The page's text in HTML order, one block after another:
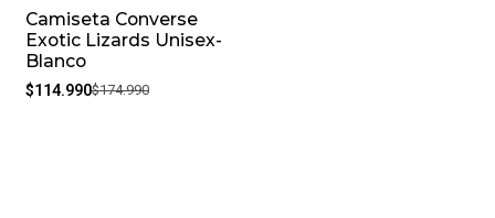
-34%
Camiseta Converse
Exotic Lizards Unisex-
Blanco
$114.990$174.990